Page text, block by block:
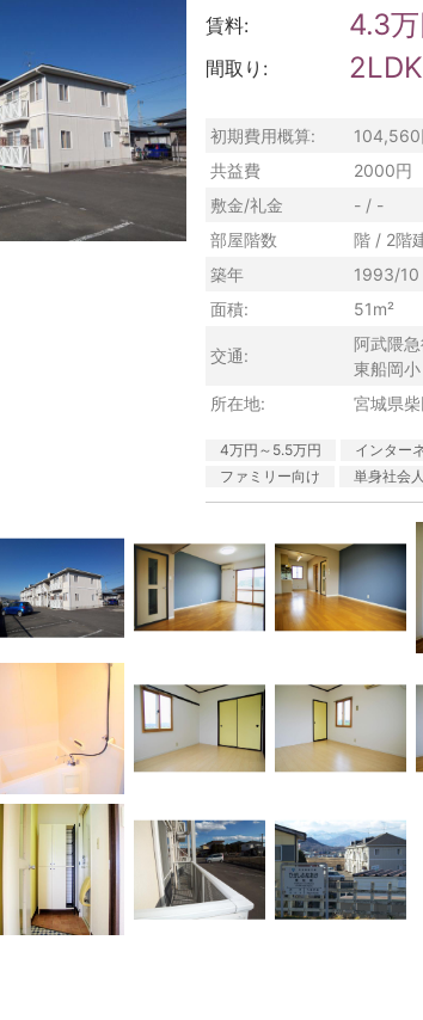
賃料: 4.3
間取り: 2LDK
初期費用概算:
104,560
共益費
2000円
敷金/礼金
- / -
部屋階数
階 / 2階
築年
1993/10
面積:
51m²
交通:
阿武隈
東船岡
所在地:
宮城県
4万円～5.5万円 インター
ファミリー向け
単身社会